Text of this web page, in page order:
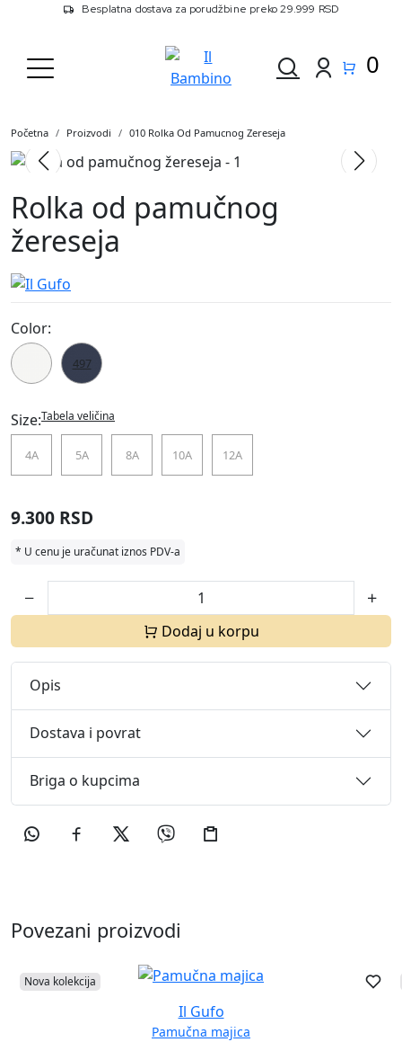
Besplatna dostava za porudžbine preko 29.999 RSD
0
Početna Proizvodi 010 Rolka Od Pamucnog Zereseja
Rolka od pamučnog
žereseja
Size:Tabela veličina
4A 5A 8A 10A 12A
Color:
497
9.300 RSD
* U cenu je uračunat iznos PDV-a
Dodaj u korpu
Opis
Dostava i povrat
Briga o kupcima
Povezani proizvodi
Nova kolekcija
Il Gufo
Pamučna majica